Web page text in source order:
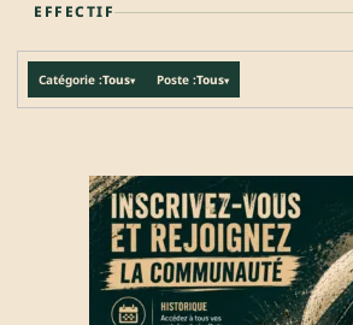
EFFECTIF
Catégorie :Tous▾ Poste :Tous▾